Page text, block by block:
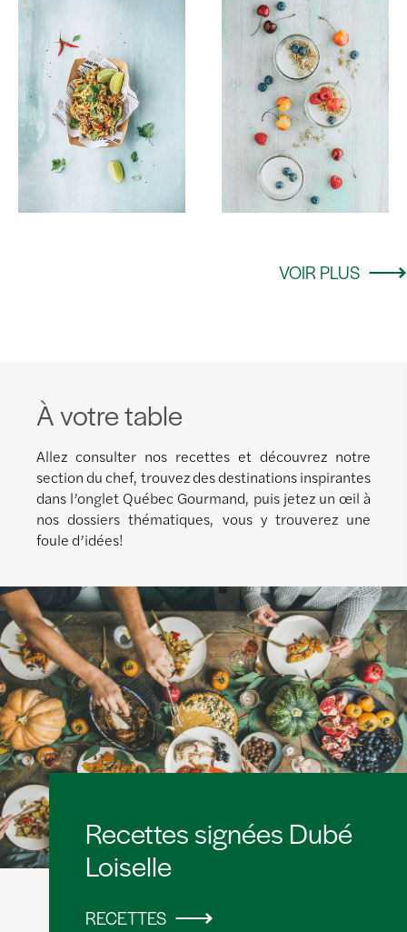
VOIR PLUS
À votre table
Allez consulter nos recettes et découvrez notre
section du chef, trouvez des destinations inspirantes
dans l’onglet Québec Gourmand, puis jetez un œil à
nos dossiers thématiques, vous y trouverez une
foule d’idées!
Recettes signées Dubé
Loiselle
RECETTES